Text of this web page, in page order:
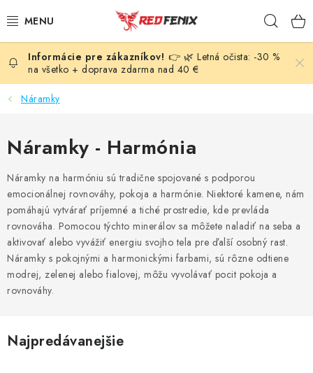
na
POMÔCKY
NÁRAMKY
VONNÉ TYČINKY A KADIDLÁ
SVIEČKY
SLNEČNÉ KRYŠTÁLY
MANDALY
👉 🌿 Letná očista: -30 %
na všetko + doprava zdarma nad 40 €
Náramky
Náramky - Harmónia
Náramky na harmóniu sú tradične spojované s podporou
emocionálnej rovnováhy, pokoja a harmónie. Niektoré kamene, nám
pomáhajú vytvárať príjemné a tiché prostredie, kde prevláda
rovnováha. Pomocou týchto minerálov sa môžete naladiť na seba a
aktivovať alebo vyvážiť energiu svojho tela pre ďalší osobný rast.
Náramky s pokojnými a harmonickými farbami, sú rôzne odtiene
modrej, zelenej alebo fialovej, môžu vyvolávať pocit pokoja a
rovnováhy.
Najpredávanejšie